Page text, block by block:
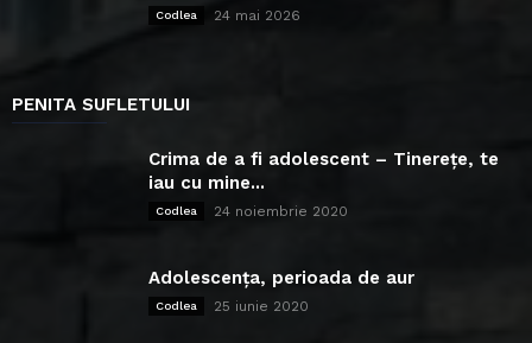
Codlea 24 mai 2026
PENITA SUFLETULUI
Crima de a fi adolescent – Tinerețe, te
iau cu mine...
Codlea 24 noiembrie 2020
Adolescența, perioada de aur
Codlea 25 iunie 2020